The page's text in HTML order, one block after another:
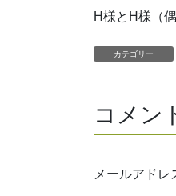
H様とH様（
カテゴリー
コメン
メールアドレ